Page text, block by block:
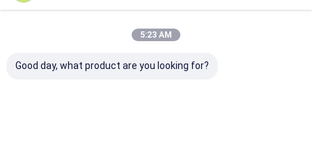
5:23 AM
Good day, what product are you looking for?